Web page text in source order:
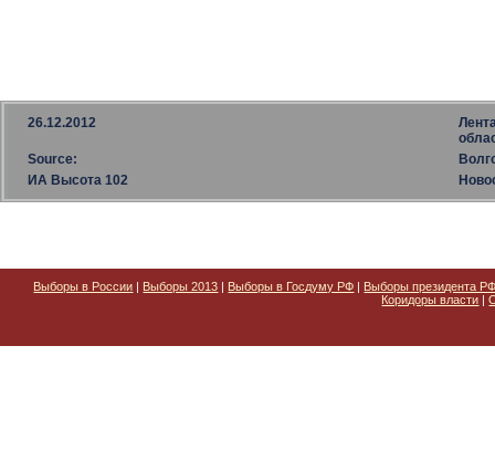
26.12.2012
Source:
ИА Высота 102
Выборы в России | Выборы 2013 | Выборы в Госдуму РФ | Выборы президента
Коридоры власти |